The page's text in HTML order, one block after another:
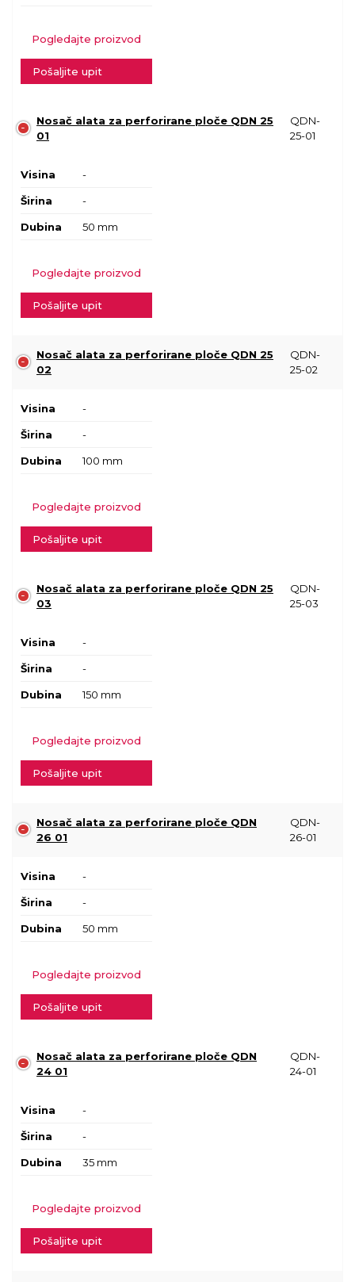
Pogledajte proizvod
Pošaljite upit
Nosač alata za perforirane ploče QDN 25
01
QDN-
25-01
Visina -
Širina -
Dubina 50 mm
Pogledajte proizvod
Pošaljite upit
Nosač alata za perforirane ploče QDN 25
02
QDN-
25-02
Visina -
Širina -
Dubina 100 mm
Pogledajte proizvod
Pošaljite upit
Nosač alata za perforirane ploče QDN 25
03
QDN-
25-03
Visina -
Širina -
Dubina 150 mm
Pogledajte proizvod
Pošaljite upit
Nosač alata za perforirane ploče QDN
26 01
QDN-
26-01
Visina -
Širina -
Dubina 50 mm
Pogledajte proizvod
Pošaljite upit
Nosač alata za perforirane ploče QDN
24 01
QDN-
24-01
Visina -
Širina -
Dubina 35 mm
Pogledajte proizvod
Pošaljite upit